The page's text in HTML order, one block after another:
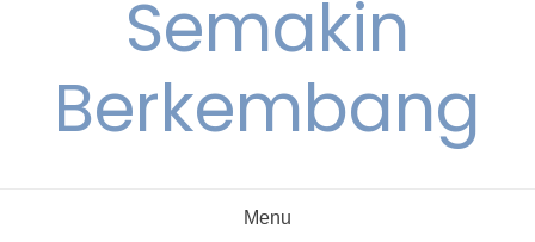
Semakin
Berkembang
Menu